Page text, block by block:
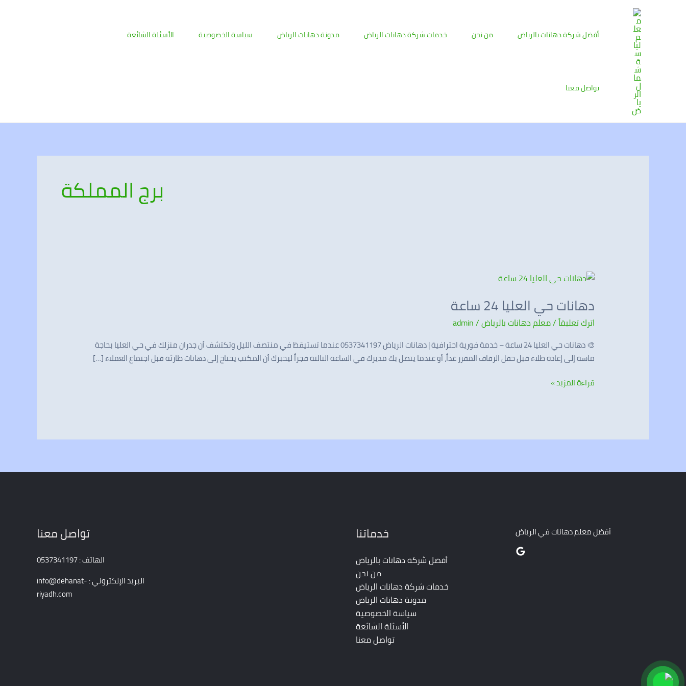
أفضل شركة دهانات بالرياض من نحن خدمات شركة دهانات الرياض مدونة دهانات الرياض سياسة الخصوصية الأسئلة الشائعة
تواصل معنا
برج المملكة
دهانات حي العليا 24 ساعة
اترك تعليقاً/معلم دهانات بالرياض/
admin
🎨 دهانات حي العليا 24 ساعة – خدمة فورية احترافية | دهانات الرياض 0537341197 عندما تستيقظ في منتصف الليل وتكتشف أن جدران منزلك في حي العليا بحاجة
ماسة إلى إعادة طلاء قبل حفل الزفاف المقرر غداً، أو عندما يتصل بك مديرك في الساعة الثالثة فجراً ليخبرك أن المكتب يحتاج إلى دهانات طارئة قبل اجتماع العملاء […]
دهانات
العليا
24
ساعة
قراءة المزيد »
أفضل معلم دهانات في الرياض خدماتنا
أفضل شركة دهانات بالرياض
من نحن
خدمات شركة دهانات الرياض
مدونة دهانات الرياض
سياسة الخصوصية
الأسئلة الشائعة
تواصل معنا
تواصل معنا
الهاتف : 0537341197
البريد الإلكتروني : info@dehanat-
riyadh.com